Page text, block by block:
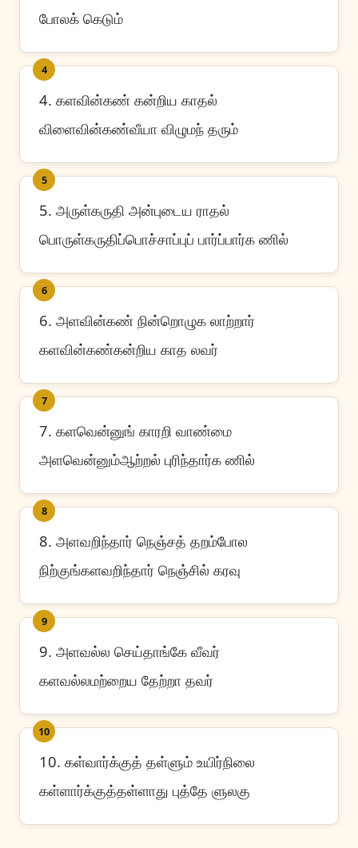
போலக் கெடும்
4
4. களவின்கண் கன்றிய காதல்
விளைவின்கண்வீயா விழுமந் தரும்
5
5. அருள்கருதி அன்புடைய ராதல்
பொருள்கருதிப்பொச்சாப்புப் பார்ப்பார்க ணில்
6
6. அளவின்கண் நின்றொழுக லாற்றார்
களவின்கண்கன்றிய காத லவர்
7
7. களவென்னுங் காரறி வாண்மை
அளவென்னும்ஆற்றல் புரிந்தார்க ணில்
8
8. அளவறிந்தார் நெஞ்சத் தறம்போல
நிற்குங்களவறிந்தார் நெஞ்சில் கரவு
9
9. அளவல்ல செய்தாங்கே வீவர்
களவல்லமற்றைய தேற்றா தவர்
10
10. கள்வார்க்குத் தள்ளும் உயிர்நிலை
கள்ளார்க்குத்தள்ளாது புத்தே ளுலகு